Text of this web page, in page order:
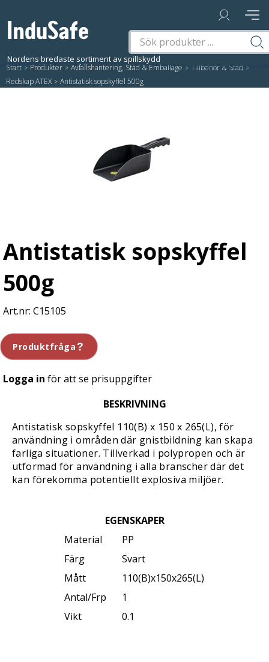
Start / Produkter / Avfallshantering, Städ & Emballage / Tillbehör & Städ /
Redskap ATEX / Antistatisk sopskyffel 500g
Antistatisk sopskyffel
500g
C15105
Produktfråga
Logga in för att se prisuppgifter
BESKRIVNING
Antistatisk sopskyffel 110(B) x 150 x 265(L), för
användning i områden där gnistbildning kan skapa
farliga situationer. Tillverkad i polypropen och är
utformad för användning i alla branscher där det
kan förekomma potentiellt explosiva miljöer.
EGENSKAPER
Material
PP
Färg
Svart
Mått
110(B)x150x265(L)
Antal/Frp
1
Vikt
0.1